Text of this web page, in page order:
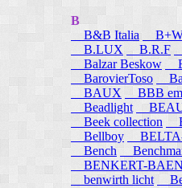
B
B&B Italia
B.LUX
B.R.F
Balzar Beskow
BarovierToso
BAUX
BBB
Beadlight
Beek collection
Bellboy
Bench
BENKERT-
benwirth licht